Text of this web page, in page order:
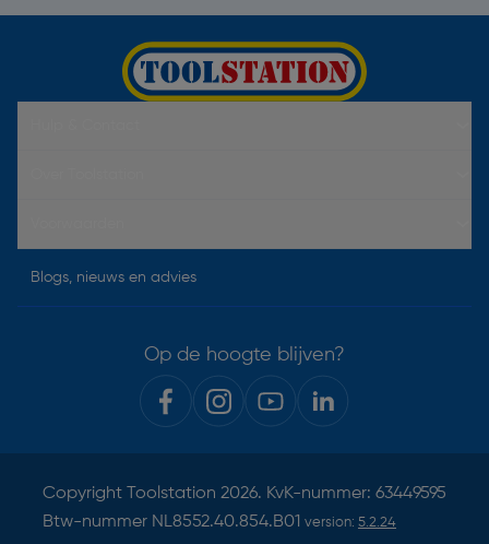
Blogs, nieuws en advies
Op de hoogte blijven?
Copyright Toolstation 2026. KvK-nummer: 63449595
Btw-nummer NL8552.40.854.B01 version: 5.2.24